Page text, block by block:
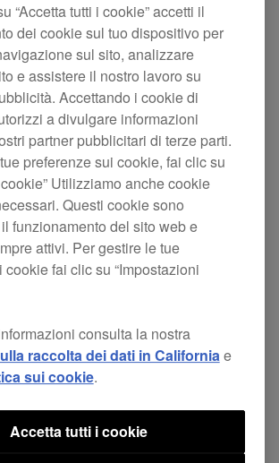
1000SRT
per DDJ-1000SRT, DDJ-SB3 e
disponibile.
includono correzioni per
minori.
1.05
download
Firmware ver.
1.03
Pagina di
download
“Accetta tutti i cookie” accetti il
dei cookie sul tuo dispositivo per
sul sito, analizzare
e assistere il nostro lavoro su
Accettando i cookie di
a divulgare informazioni
partner pubblicitari di terze parti.
preferenze sui cookie, fai clic su
Utilizziamo anche cookie
Questi cookie sono
funzionamento del sito web e
attivi. Per gestire le tue
cookie fai clic su “Impostazioni
consulta la nostra
raccolta dei dati in Californiae
sui cookie.
Accetta tutti i cookie